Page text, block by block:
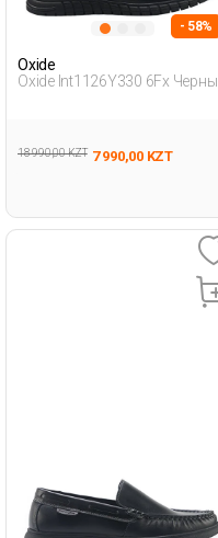
- 58%
Oxide
Oxide Int1126Y330 6Fx Черный
18 990,00 KZT 7 990,00 KZT